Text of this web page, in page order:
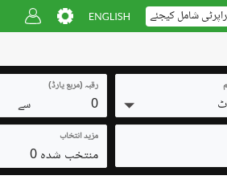
شامل کیجئے
رقبہ (مربع یارڈ)
0 سے
مزید انتخاب
منتخب شدہ 0